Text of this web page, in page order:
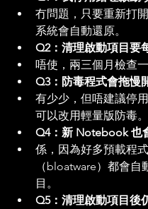
冇問題，只要重新打
系統會自動還原。
Q2：清理啟動項目要
唔使，兩三個月檢查一
Q3：防毒程式會拖慢
有少少，但唔建議停
可以改用輕量版防毒。
Q4：新 Notebook 也
係，因為好多預載程式
（bloatware）都會自
目。
Q5：清理啟動項目後